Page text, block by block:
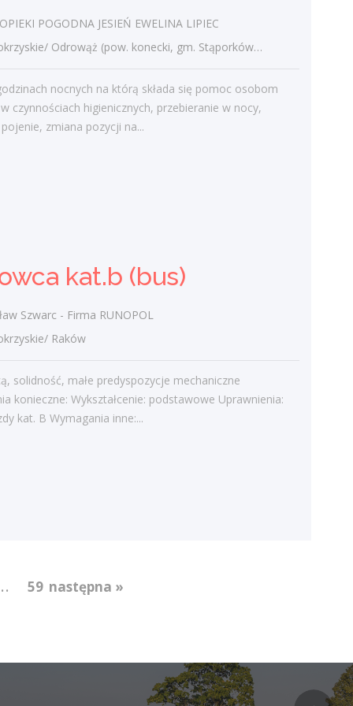
Gość -Obcokrajowcy w
świętokrzyskim
admin -Aktywizacja zawodowa osób
niepełnosprawnych w świętokrzyskim
czytelnik
Kategorie
Struktura zatrudnienia
POGODNA JESIEŃ EWELINA LIPIEC
Odrowąż (pow. konecki, gm. Stąporków), Odrowąż
nocnych na którą składa się pomoc osobom
czynnościach higienicznych, przebieranie w nocy,
zmiana pozycji na...
kat.b (bus)
Szwarc - Firma RUNOPOL
Raków
solidność, małe predyspozycje mechaniczne
konieczne: Wykształcenie: podstawowe Uprawnienia:
kat. B Wymagania inne:...
59 następna »